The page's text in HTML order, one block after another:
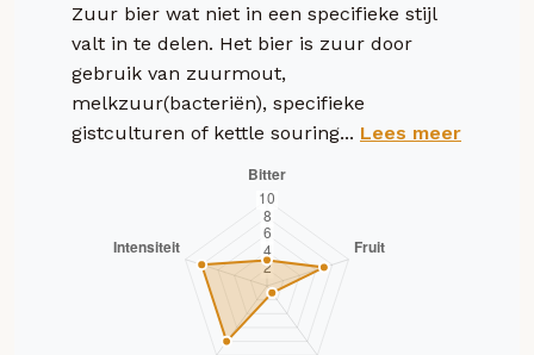
Zuur bier wat niet in een specifieke stijl
valt in te delen. Het bier is zuur door
gebruik van zuurmout,
melkzuur(bacteriën), specifieke
gistculturen of kettle souring... Lees meer